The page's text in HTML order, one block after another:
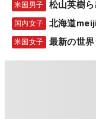
米国男子
国内女子 北海道
米国女子 最新の世